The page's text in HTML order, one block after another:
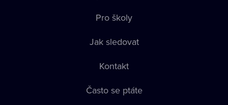
Pro školy
Jak sledovat
Kontakt
Často se ptáte